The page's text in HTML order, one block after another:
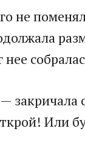
не
закричала
Или